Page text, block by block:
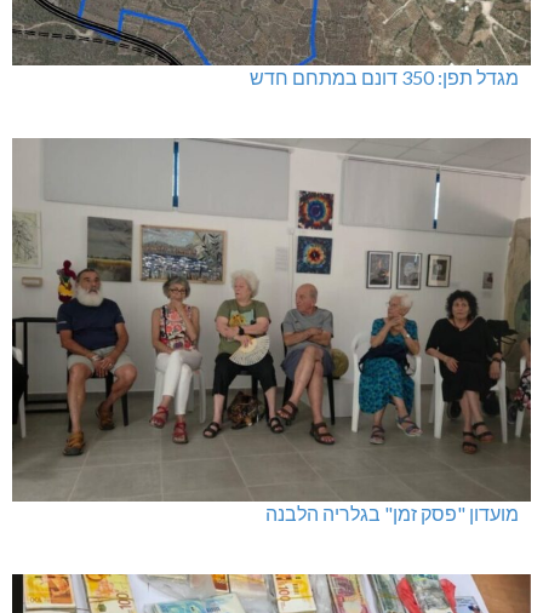
מגדל תפן: 350 דונם במתחם חדש
מועדון "פסק זמן" בגלריה הלבנה